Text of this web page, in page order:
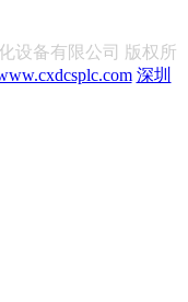
设备有限公司 版权所
深圳